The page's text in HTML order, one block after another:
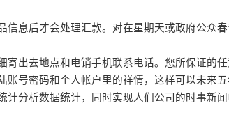
息后才会处理汇款。对在星期天或政府公众
出去地点和电销手机联系电话。您所保证的
号密码和个人帐户里的祥情，这样可以未来
分析数据统计，同时实现人们公司的时事新